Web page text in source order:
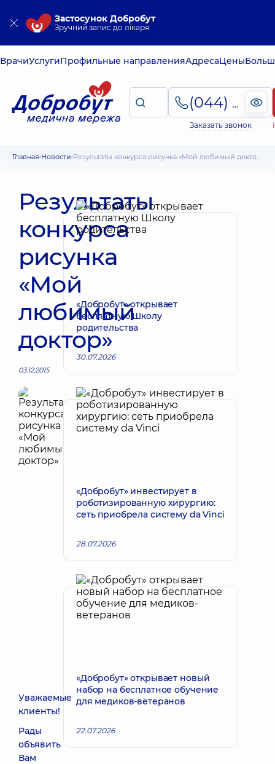
Застосунок Добробут
Зручний запис до лікаря
ВрачиУслугиПрофильные направленияАдресаЦены
(044) 495-2-888
Заказать звонок
Главная Новости Результаты конкурса рисунка «Мой любимый доктор»
Результаты
конкурса
рисунка
«Мой
любимый
доктор»
03.12.2015
Уважаемые
клиенты!
Рады
объявить
Вам
«Добробут» открывает
бесплатную Школу
родительства
30.07.2026
«Добробут» инвестирует в
роботизированную хирургию:
сеть приобрела систему da Vinci
28.07.2026
«Добробут» открывает новый
набор на бесплатное обучение
для медиков-ветеранов
22.07.2026